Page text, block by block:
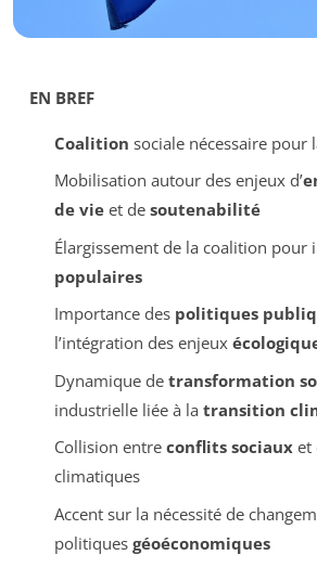
EN BREF
Coalition sociale nécessaire pour
Mobilisation autour des enjeux d’
de vieet de soutenabilité
Élargissement de la coalition pour
populaires
Importance des politiques
l’intégration des enjeux
Dynamique de transformation
industrielle liée à la transition
Collision entre conflits sociauxet
climatiques
Accent sur la nécessité de
politiques géoéconomiques